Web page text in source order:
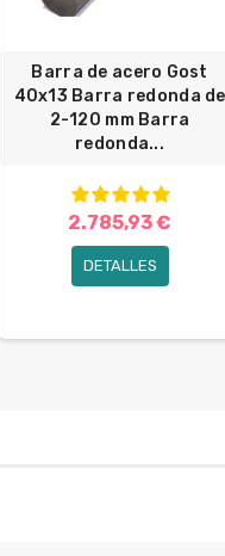
Barra de acero Gost
40x13 Barra redonda de
2-120 mm Barra
redonda...
2.785,93 €
DETALLES